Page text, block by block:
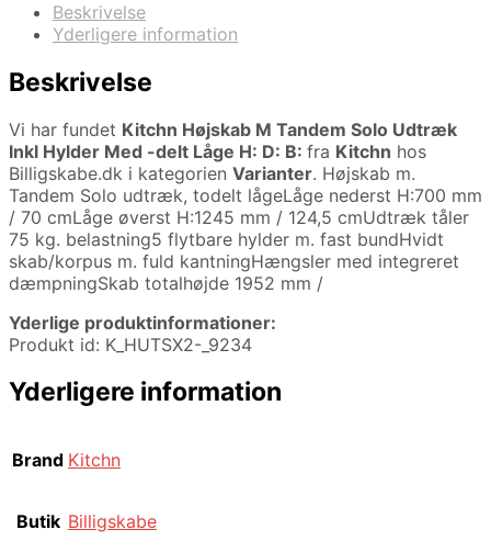
Beskrivelse
Yderligere information
Beskrivelse
Vi har fundet Kitchn Højskab M Tandem Solo Udtræk
Inkl Hylder Med -delt Låge H: D: B: fra Kitchn hos
Billigskabe.dk i kategorien Varianter. Højskab m.
Tandem Solo udtræk, todelt lågeLåge nederst H:700 mm
/ 70 cmLåge øverst H:1245 mm / 124,5 cmUdtræk tåler
75 kg. belastning5 flytbare hylder m. fast bundHvidt
skab/korpus m. fuld kantningHængsler med integreret
dæmpningSkab totalhøjde 1952 mm /
Yderlige produktinformationer:
Produkt id: K_HUTSX2-_9234
Yderligere information
Brand Kitchn
Butik Billigskabe